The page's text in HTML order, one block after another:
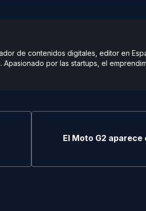
de contenidos digitales, editor en
por las startups, el
El Moto G2 aparece